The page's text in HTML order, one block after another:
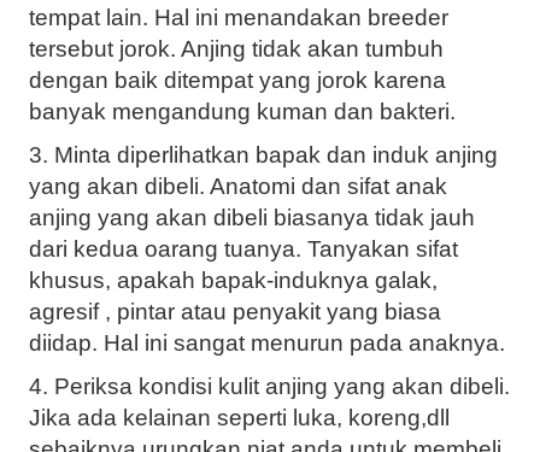
tempat lain. Hal ini menandakan breeder
tersebut jorok. Anjing tidak akan tumbuh
dengan baik ditempat yang jorok karena
banyak mengandung kuman dan bakteri.
3. Minta diperlihatkan bapak dan induk anjing
yang akan dibeli. Anatomi dan sifat anak
anjing yang akan dibeli biasanya tidak jauh
dari kedua oarang tuanya. Tanyakan sifat
khusus, apakah bapak-induknya galak,
agresif , pintar atau penyakit yang biasa
diidap. Hal ini sangat menurun pada anaknya.
4. Periksa kondisi kulit anjing yang akan dibeli.
Jika ada kelainan seperti luka, koreng,dll